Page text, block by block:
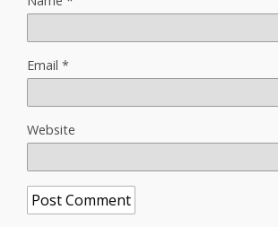
Email *
Website